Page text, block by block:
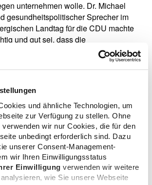
und ähnliche Technologien, um
zur Verfügung zu stellen. Ohne
verwenden wir nur Cookies, die für den
unbedingt erforderlich sind. Dazu
unserer Consent-Management-
wir Ihren Einwilligungsstatus
Einwilligung verwenden wir weitere
wie Sie unsere Webseite
unternehmen wolle. Dr. Michael
gesundheitspolitischer Sprecher im
Landtag für die CDU machte
und gut sei, dass die
heute laut und hörbar für ihre
die Straße gegangen sei. Er erklärte,
der Vor-Ort-Apotheken das primäre
DVP-Fraktion im Landtag Jochen
Bundesgesundheitsminister Karl
auf, seinen Turbo einzuschalten, denn
für die Apotheken! Die Forderungen der
Es ist an der Zeit, dass man in
Zuletzt sprach Florian Wahl von der
des Gesundheitsausschusses im
Landtag ist. Er lobte die